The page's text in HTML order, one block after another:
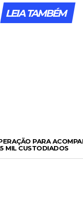
LEIA TAMBÉM
PARA
MIL CUSTODIADOS